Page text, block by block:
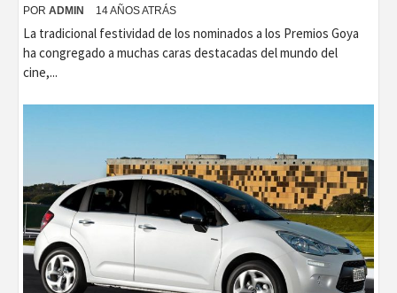
POR ADMIN 14 AÑOS ATRÁS
La tradicional festividad de los nominados a los Premios Goya
ha congregado a muchas caras destacadas del mundo del
cine,...